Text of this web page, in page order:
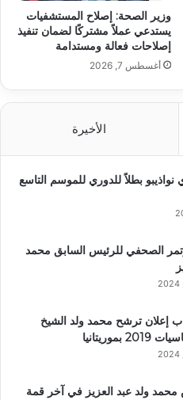
وزير الصحة: إصلاح المستشفيات
يستدعي عملاً مشتركًا لضمان تنفيذ
إصلاحات فعالة ومستدامة
أغسطس 7, 2026
الأخيرة
نواذيبو بطلاً للدوري للموسم التاسع
الصحفي للرئيس السابق محمد
إعلان ترشح محمد ولد الشيخ
محمد ولد عبد العزيز في آخر قمة